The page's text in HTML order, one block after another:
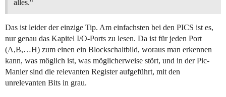
alles.“
Das ist leider der einzige Tip. Am einfachsten bei den PICS ist es,
nur genau das Kapitel I/O-Ports zu lesen. Da ist für jeden Port
(A,B,…H) zum einen ein Blockschaltbild, woraus man erkennen
kann, was möglich ist, was möglicherweise stört, und in der Pic-
Manier sind die relevanten Register aufgeführt, mit den
unrelevanten Bits in grau.